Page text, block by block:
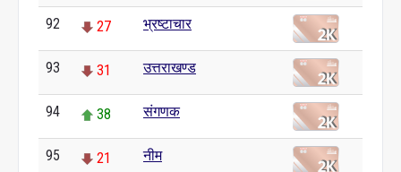
92 27 भ्रष्टाचार
93 31 उत्तराखण्ड
94 38 संगणक
95 21 नीम